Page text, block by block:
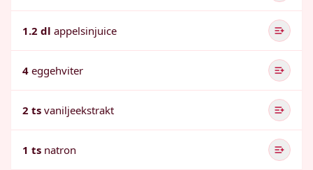
1.2 dl appelsinjuice
4 eggehviter
2 ts vaniljeekstrakt
1 ts natron